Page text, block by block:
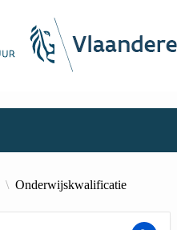
Onderwijskwalificatie